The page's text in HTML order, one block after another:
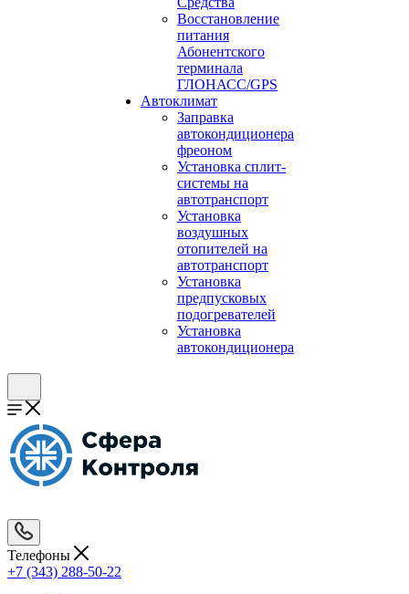
Восстановление
питания
Абонентского
терминала
ГЛОНАСС/GPS
Автоклимат
Заправка
автокондиционера
фреоном
Установка сплит-
системы на
автотранспорт
Установка
воздушных
отопителей на
автотранспорт
Установка
предпусковых
подогревателей
Установка
автокондиционера
Телефоны
+7 (343) 288-50-22